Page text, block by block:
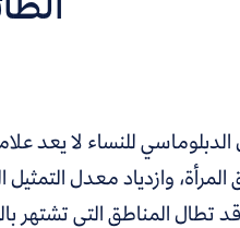
الدبلوماسي للنساء لا يعد
وازدياد معدل
تطال المناطق التي تشتهر